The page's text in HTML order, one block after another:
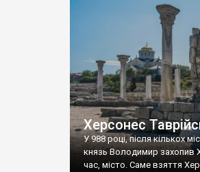
візантійської доби.
культурної спадщини
Офіційно – на виставку
влада в Україні вважають
Херсонес
У 988 році, після кількох
князь Володимир захопив
час, місто. Саме взяття